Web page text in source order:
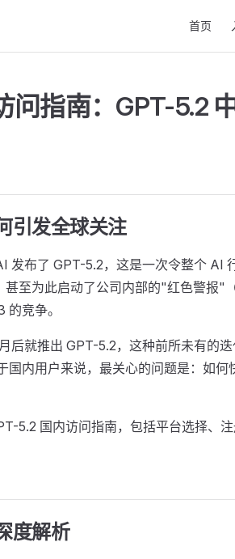
首页
问指南：GPT-5.2
引发全球关注
发布了 GPT-5.2，这是一次令整个 AI
甚至为此启动了公司内部的"红色警报"
竞争。
后就推出 GPT-5.2，这种前所未有的
国内用户来说，最关心的问题是：如何
5.2 国内访问指南，包括平台选择、
度解析